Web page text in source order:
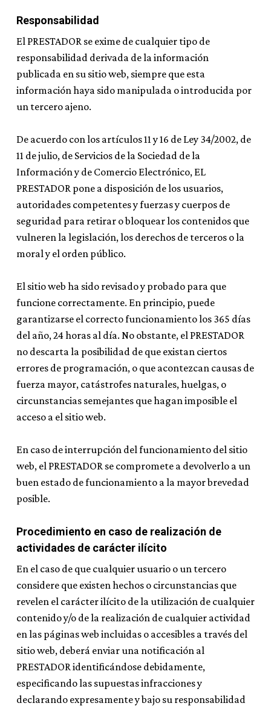
Responsabilidad
El PRESTADOR se exime de cualquier tipo de
responsabilidad derivada de la información
publicada en su sitio web, siempre que esta
información haya sido manipulada o introducida por
un tercero ajeno.
De acuerdo con los artículos 11 y 16 de Ley 34/2002, de
11 de julio, de Servicios de la Sociedad de la
Información y de Comercio Electrónico, EL
PRESTADOR pone a disposición de los usuarios,
autoridades competentes y fuerzas y cuerpos de
seguridad para retirar o bloquear los contenidos que
vulneren la legislación, los derechos de terceros o la
moral y el orden público.
El sitio web ha sido revisado y probado para que
funcione correctamente. En principio, puede
garantizarse el correcto funcionamiento los 365 días
del año, 24 horas al día. No obstante, el PRESTADOR
no descarta la posibilidad de que existan ciertos
errores de programación, o que acontezcan causas de
fuerza mayor, catástrofes naturales, huelgas, o
circunstancias semejantes que hagan imposible el
acceso a el sitio web.
En caso de interrupción del funcionamiento del sitio
web, el PRESTADOR se compromete a devolverlo a un
buen estado de funcionamiento a la mayor brevedad
posible.
Procedimiento en caso de realización de
actividades de carácter ilícito
En el caso de que cualquier usuario o un tercero
considere que existen hechos o circunstancias que
revelen el carácter ilícito de la utilización de cualquier
contenido y/o de la realización de cualquier actividad
en las páginas web incluidas o accesibles a través del
sitio web, deberá enviar una notificación al
PRESTADOR identificándose debidamente,
especificando las supuestas infracciones y
declarando expresamente y bajo su responsabilidad